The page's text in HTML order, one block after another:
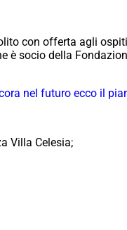
con offerta agli
è socio della
nel futuro ecco il
Villa Celesia;